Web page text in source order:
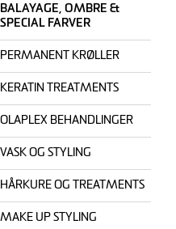
BALAYAGE, OMBRE &
SPECIAL FARVER
PERMANENT KRØLLER
KERATIN TREATMENTS
OLAPLEX BEHANDLINGER
VASK OG STYLING
HÅRKURE OG TREATMENTS
MAKE UP STYLING